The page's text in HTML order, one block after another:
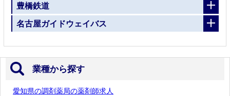
豊橋鉄道
名古屋ガイドウェイバス
業種から探す
愛知県の調剤薬局の薬剤師求人